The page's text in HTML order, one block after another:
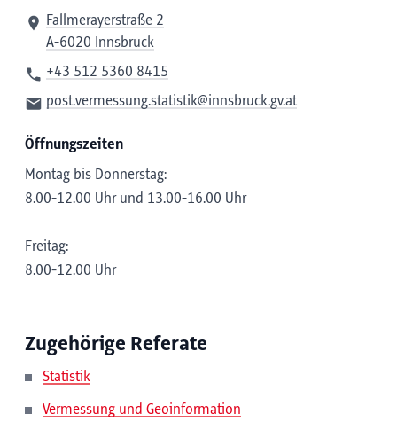
Fallmerayerstraße 2
A-6020 Innsbruck
+43 512 5360 8415
post.vermessung.statistik@innsbruck.gv.at
Öffnungszeiten
Montag bis Donnerstag:
8.00-12.00 Uhr und 13.00-16.00 Uhr
Freitag:
8.00-12.00 Uhr
Zugehörige Referate
Statistik
Vermessung und Geoinformation